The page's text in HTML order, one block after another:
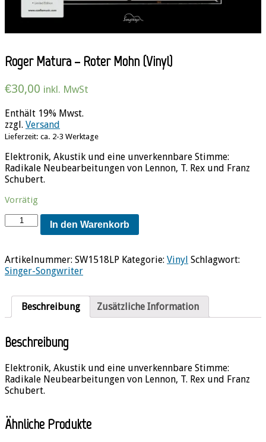
Roger Matura – Roter Mohn (Vinyl)
€30,00 inkl. MwSt
Enthält 19% Mwst.
zzgl. Versand
Lieferzeit: ca. 2-3 Werktage
Elektronik, Akustik und eine unverkennbare Stimme:
Radikale Neubearbeitungen von Lennon, T. Rex und Franz
Schubert.
Vorrätig
Roger
Matura
Mohn
(Vinyl)
In den Warenkorb
Artikelnummer: SW1518LP Kategorie: Vinyl Schlagwort:
Singer-Songwriter
Beschreibung Zusätzliche Information
Beschreibung
Elektronik, Akustik und eine unverkennbare Stimme:
Radikale Neubearbeitungen von Lennon, T. Rex und Franz
Schubert.
Ähnliche Produkte